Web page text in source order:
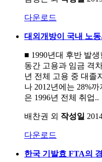
다운로드
대외개방이 국내 노
■ 1990년대 후반 발
동간 고용과 임금 격
년 전체 고용 중 대졸
나 2012년에는 28%
은 1996년 전체 취업..
배찬권 외 작성일
다운로드
한국 기발효 FTA의